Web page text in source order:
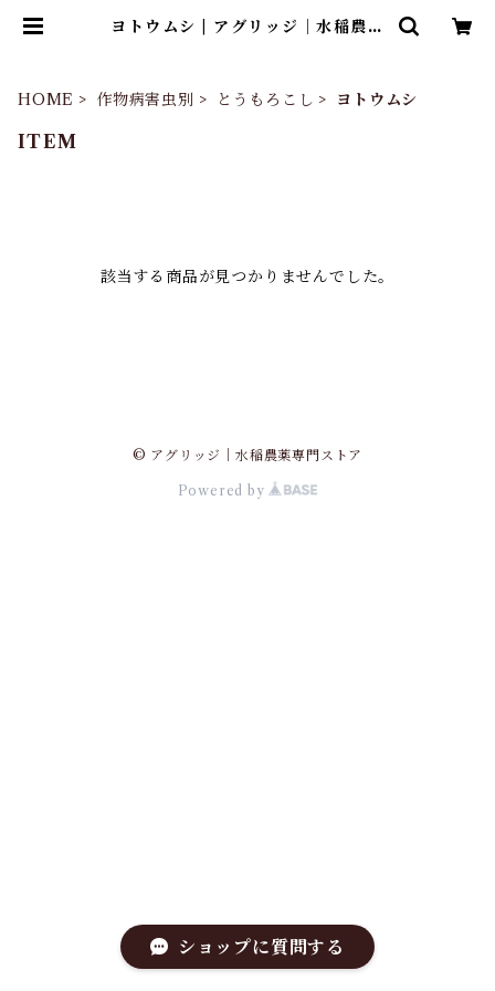
ヨトウムシ | アグリッジ｜水稲農薬
HOME 作物病害虫別 とうもろこし ヨトウムシ
ITEM
該当する商品が見つかりませんでした。
© アグリッジ｜水稲農薬専門ストア
Powered by
ショップに質問する